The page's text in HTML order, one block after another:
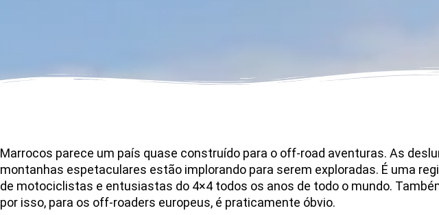
Marrocos parece um país quase construído para o off-road aventuras. As
montanhas espetaculares estão implorando para serem exploradas. É uma
de motociclistas e entusiastas do 4×4 todos os anos de todo o mundo.
por isso, para os off-roaders europeus, é praticamente óbvio.